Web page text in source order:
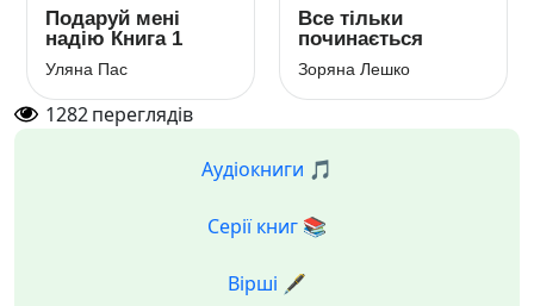
Подаруй мені
надію Книга 1
Уляна Пас
Все тільки
починається
Зоряна Лешко
1282переглядів
Аудіокниги 🎵
Серії книг 📚
Вірші 🖋️